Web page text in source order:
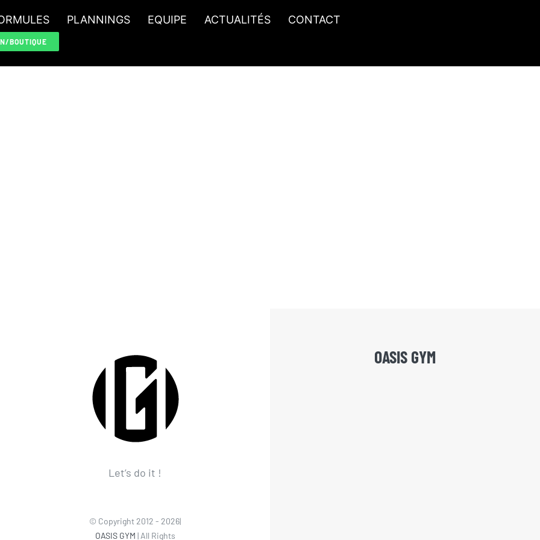
PLANNINGS EQUIPE ACTUALITÉS CONTACT
BOUTIQUE
Let’s do it !
© Copyright 2012 - 2026|
OASIS GYM | All Rights
OASIS GYM